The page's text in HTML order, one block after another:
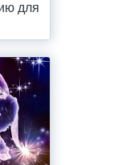
для